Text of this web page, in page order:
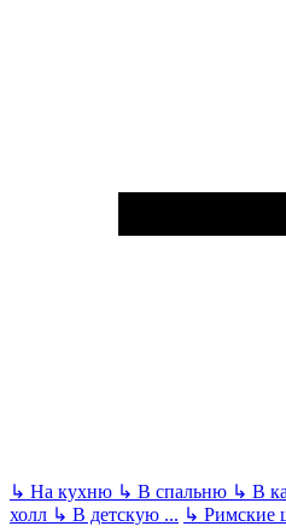
↳ На кухню ↳ В спальню ↳ В
холл ↳ В детскую ... ↳ Римские